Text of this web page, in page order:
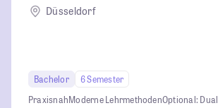
Düsseldorf
Bachelor
6 Semester
PraxisnahModerne LehrmethodenOptional: Dual